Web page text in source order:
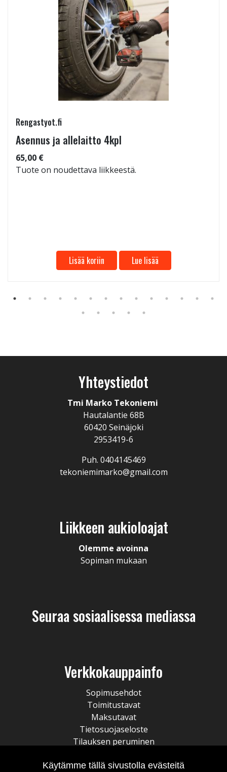
Rengastyot.fi
Asennus ja allelaitto 4kpl
65,00 €
Tuote on noudettava liikkeestä.
Lisää koriin Lue lisää
Yhteystiedot
Tmi Marko Tekoniemi
Hautalantie 68B
60420 Seinäjoki
2953419-6
Puh. 0404145469
tekoniemimarko@gmail.com
Liikkeen aukioloajat
Olemme avoinna
Sopiman mukaan
Seuraa sosiaalisessa mediassa
Verkkokauppainfo
Sopimusehdot
Toimitustavat
Maksutavat
Tietosuojaseloste
Tilauksen peruminen
Käytämme tällä sivustolla evästeitä